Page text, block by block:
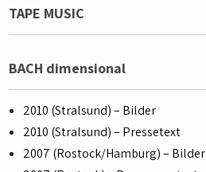
TAPE MUSIC
BACH dimensional
2010 (Stralsund) – Bilder
2010 (Stralsund) – Pressetext
2007 (Rostock/Hamburg) – Bilder